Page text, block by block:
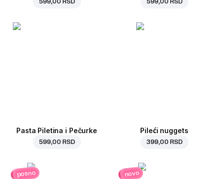
Pasta Piletina i Pečurke
599,00 RSD
Pileći nuggets
399,00 RSD
posno novo